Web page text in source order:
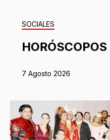
SOCIALES
HORÓSCOPOS
7 Agosto 2026